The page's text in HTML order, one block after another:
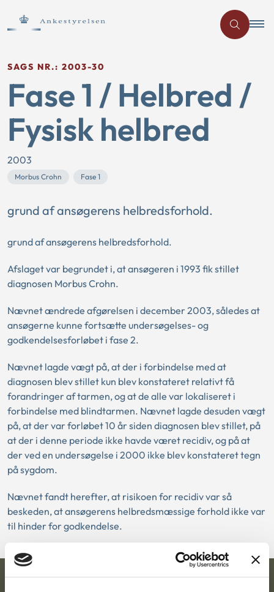
SAGS NR.: 2003-30
Fase 1 / Helbred /
Fysisk helbred
2003
Morbus Crohn Fase 1
grund af ansøgerens helbredsforhold.
grund af ansøgerens helbredsforhold.
Afslaget var begrundet i, at ansøgeren i 1993 fik stillet
diagnosen Morbus Crohn.
Nævnet ændrede afgørelsen i december 2003, således at
ansøgerne kunne fortsætte undersøgelses- og
godkendelsesforløbet i fase 2.
Nævnet lagde vægt på, at der i forbindelse med at
diagnosen blev stillet kun blev konstateret relativt få
forandringer af tarmen, og at de alle var lokaliseret i
forbindelse med blindtarmen. Nævnet lagde desuden vægt
på, at der var forløbet 10 år siden diagnosen blev stillet, på
at der i denne periode ikke havde været recidiv, og på at
der ved en undersøgelse i 2000 ikke blev konstateret tegn
på sygdom.
Nævnet fandt herefter, at risikoen for recidiv var så
beskeden, at ansøgerens helbredsmæssige forhold ikke var
til hinder for godkendelse.